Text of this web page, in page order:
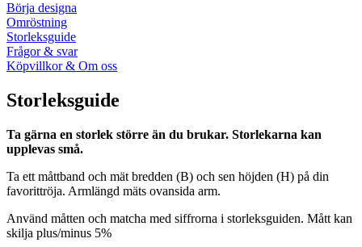
Börja designa
Omröstning
Storleksguide
Frågor & svar
Köpvillkor & Om oss
Storleksguide
Ta gärna en storlek större än du brukar. Storlekarna kan
upplevas små.
Ta ett måttband och mät bredden (B) och sen höjden (H) på din
favorittröja. Armlängd mäts ovansida arm.
Använd måtten och matcha med siffrorna i storleksguiden. Mått kan
skilja plus/minus 5%